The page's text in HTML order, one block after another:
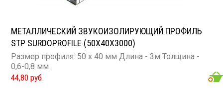
МЕТАЛЛИЧЕСКИЙ ЗВУКОИЗОЛИРУЮЩИЙ ПРОФИЛЬ
STP SURDOPROFILE (50Х40Х3000)
Размер профиля: 50 х 40 мм Длина - 3м Толщина -
0,6-0,8 мм
44,80 руб.